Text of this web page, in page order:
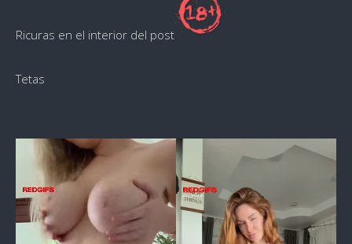
Ricuras en el interior del post
Tetas